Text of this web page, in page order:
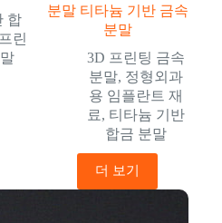
합
린
분말 티타늄 기반 금속
분말
3D 프린팅 금속
분말, 정형외과
용 임플란트 재
료, 티타늄 기반
합금 분말
더 보기